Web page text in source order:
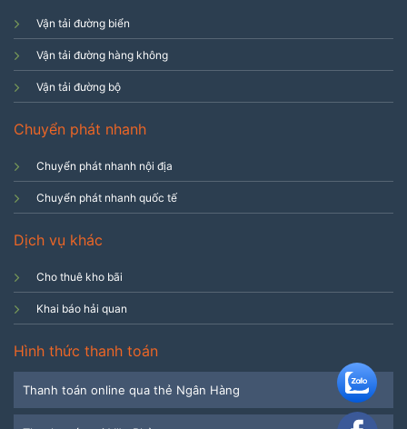
Vận tải đường biển
Vận tải đường hàng không
Vận tải đường bộ
Chuyển phát nhanh
Chuyển phát nhanh nội địa
Chuyển phát nhanh quốc tế
Dịch vụ khác
Cho thuê kho bãi
Khai báo hải quan
Hình thức thanh toán
Thanh toán online qua thẻ Ngân Hàng